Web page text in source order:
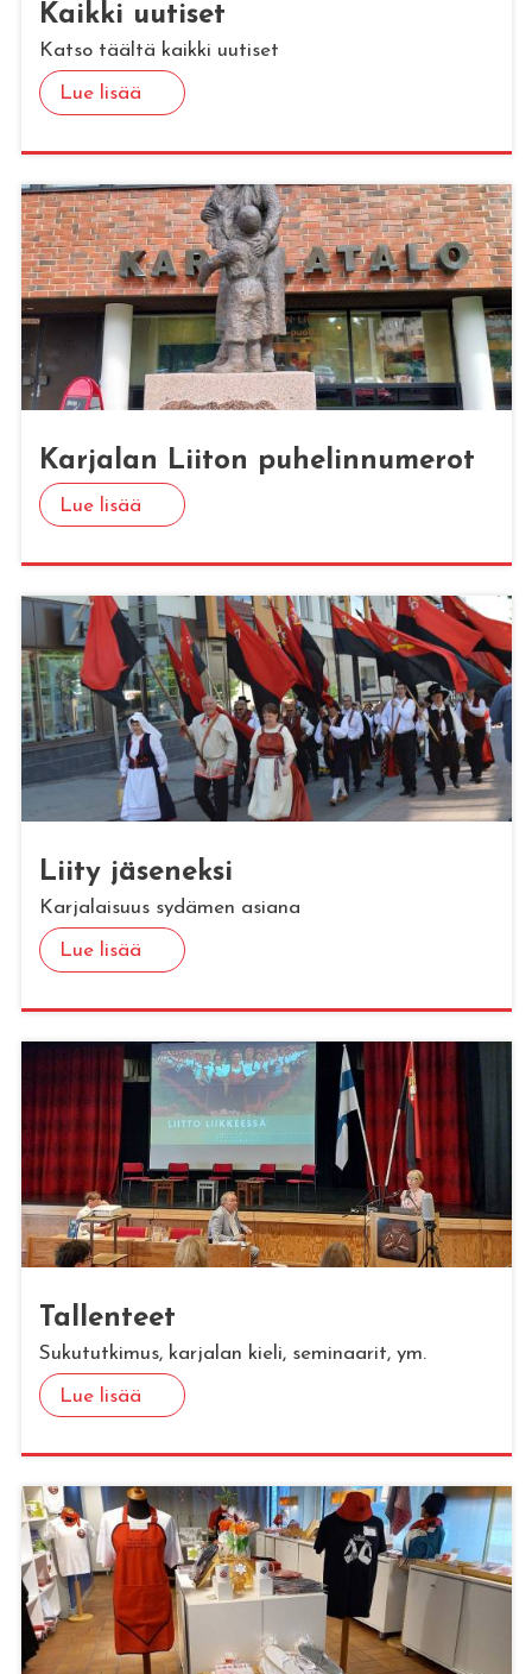
Kaik­ki uu­ti­set
Katso täältä kaikki uutiset
Lue lisää
Kar­ja­lan Lii­ton pu­he­lin­nu­me­rot
Lue lisää
Liity jä­se­nek­si
Karjalaisuus sydämen asiana
Lue lisää
Tal­len­teet
Sukututkimus, karjalan kieli, seminaarit, ym.
Lue lisää